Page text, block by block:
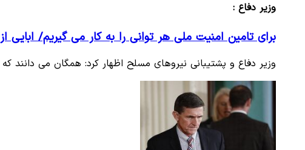
وزیر دفاع :
برای تامین امنیت ملی هر توانی را به کار می گیریم/ ابایی
وزیر دفاع و پشتیبانی نیروهای مسلح اظهار کرد: همگان می دانند